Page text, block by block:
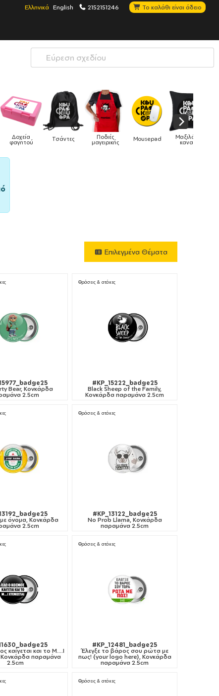
Ελληνικά English 2152151246 Το καλάθι είναι άδειο
Τσάντες Ποδιές
μαγειρικής Mousepad Μαξιλάρια
καναπέ Phone
Επιλεγμένα Θέματα
Bear, Κονκάρδα
2.5cm
Φράσεις & ατάκες
#KP_15222_badge25
Black Sheep of the Family,
Κονκάρδα παραμάνα 2.5cm
όνομα, Κονκάρδα
2.5cm
Φράσεις & ατάκες
#KP_13122_badge25
No Prob Llama, Κονκάρδα
παραμάνα 2.5cm
καίγεται και το Μ....Ι
Κονκάρδα παραμάνα
2.5cm
Φράσεις & ατάκες
#KP_12481_badge25
Έλεγξε το βάρος σου ρώτα με
πως! {your logo here}, Κονκάρδα
παραμάνα 2.5cm
Φράσεις & ατάκες